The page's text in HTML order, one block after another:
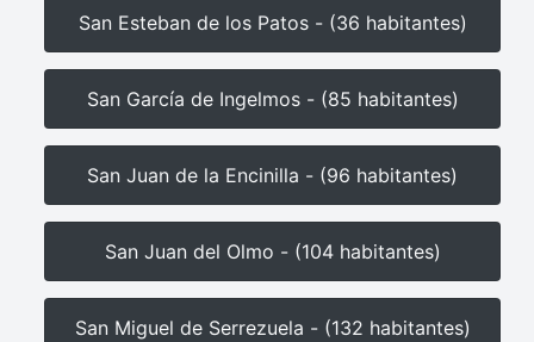
San Esteban de los Patos - (36 habitantes)
San García de Ingelmos - (85 habitantes)
San Juan de la Encinilla - (96 habitantes)
San Juan del Olmo - (104 habitantes)
San Miguel de Serrezuela - (132 habitantes)